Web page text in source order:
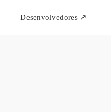
| Desenvolvedores ↗